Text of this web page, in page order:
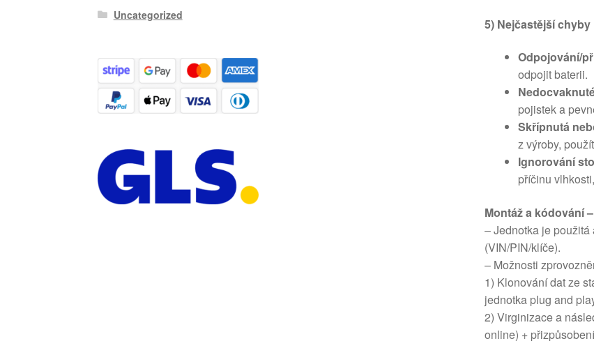
5) Nejčastější
Odpojování/
odpojit baterii.
pojistek a
Skřípnutá
z výroby,
Ignorování
příčinu
Montáž a kódování
– Jednotka je použitá
(VIN/PIN/klíče).
– Možnosti
1) Klonování dat ze
jednotka plug and
2) Virginizace a
online) +
Uncategorized